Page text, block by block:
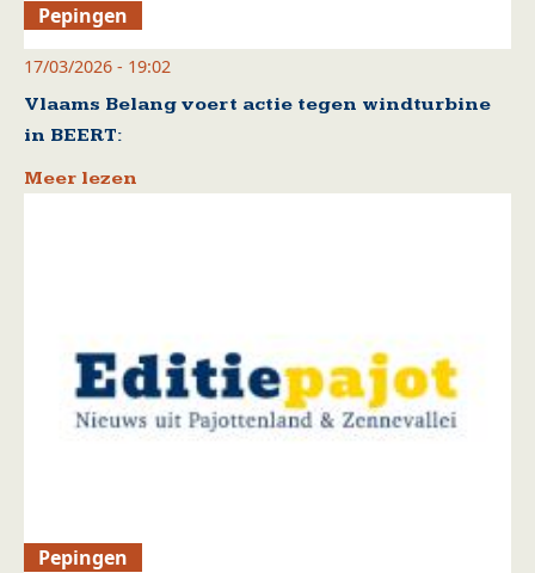
Pepingen
17/03/2026 - 19:02
Vlaams Belang voert actie tegen windturbine
in BEERT:
Meer lezen
Pepingen